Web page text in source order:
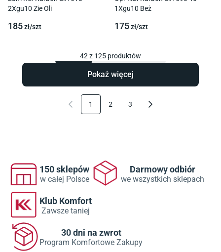
2Xgu10 Zie Oli
185zł/szt
1Xgu10 Beż
175zł/szt
42 z 125 produktów
Pokaż więcej
1 2 3
150 sklepów
w całej Polsce
Darmowy odbiór
we wszystkich sklepach
Klub Komfort
Zawsze taniej
30 dni na zwrot
Program Komfortowe Zakupy